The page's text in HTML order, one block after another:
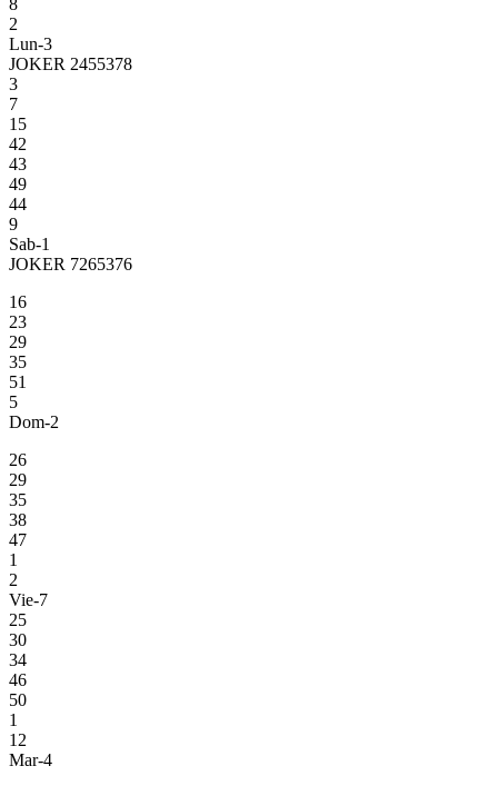
2
Lun-3
JOKER 2455378
3
7
15
42
43
49
44
9
Sab-1
JOKER 7265376
16
23
29
35
51
5
Dom-2
26
29
35
38
47
1
2
Vie-7
25
30
34
46
50
1
12
Mar-4